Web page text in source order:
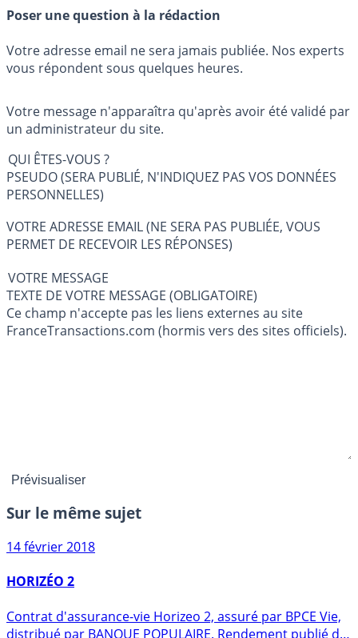
Poser une question à la rédaction
Votre adresse email ne sera jamais publiée. Nos experts
vous répondent sous quelques heures.
Votre message n'apparaîtra qu'après avoir été validé par
un administrateur du site.
QUI ÊTES-VOUS ?
PSEUDO (SERA PUBLIÉ, N'INDIQUEZ PAS VOS DONNÉES
PERSONNELLES)
VOTRE ADRESSE EMAIL (NE SERA PAS PUBLIÉE, VOUS
PERMET DE RECEVOIR LES RÉPONSES)
VOTRE MESSAGE
TEXTE DE VOTRE MESSAGE (OBLIGATOIRE)
Ce champ n'accepte pas les liens externes au site
FranceTransactions.com (hormis vers des sites officiels).
Sur le même sujet
14 février 2018
HORIZÉO 2